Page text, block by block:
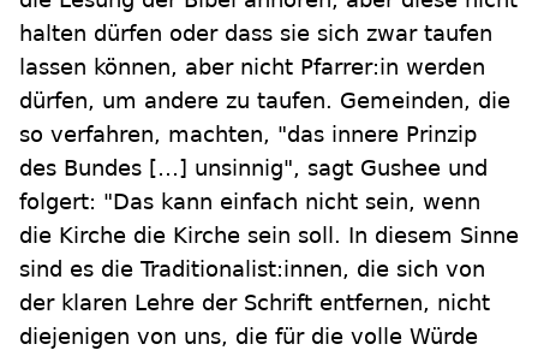
halten dürfen oder dass sie sich zwar taufen
lassen können, aber nicht Pfarrer:in werden
dürfen, um andere zu taufen. Gemeinden, die
so verfahren, machten, "das innere Prinzip
des Bundes […] unsinnig", sagt Gushee und
folgert: "Das kann einfach nicht sein, wenn
die Kirche die Kirche sein soll. In diesem Sinne
sind es die Traditionalist:innen, die sich von
der klaren Lehre der Schrift entfernen, nicht
diejenigen von uns, die für die volle Würde